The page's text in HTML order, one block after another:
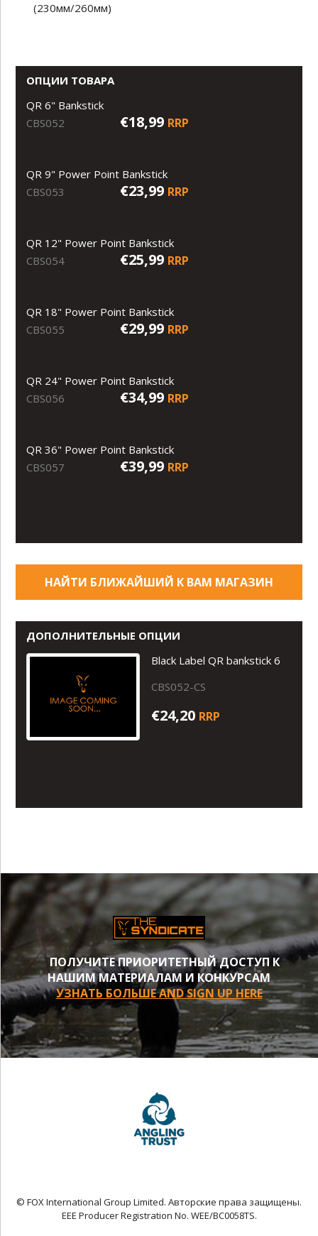
(230мм/260мм)
ОПЦИИ ТОВАРА
QR 6" Bankstick
CBS052
€18,99 RRP
QR 9" Power Point Bankstick
CBS053
€23,99 RRP
QR 12" Power Point Bankstick
CBS054
€25,99 RRP
QR 18" Power Point Bankstick
CBS055
€29,99 RRP
QR 24" Power Point Bankstick
CBS056
€34,99 RRP
QR 36" Power Point Bankstick
CBS057
€39,99 RRP
НАЙТИ БЛИЖАЙШИЙ К ВАМ МАГАЗИН
ДОПОЛНИТЕЛЬНЫЕ ОПЦИИ
Black Label QR bankstick 6
CBS052-CS
€24,20 RRP
ПОЛУЧИТЕ ПРИОРИТЕТНЫЙ ДОСТУП К
НАШИМ МАТЕРИАЛАМ И КОНКУРСАМ
УЗНАТЬ БОЛЬШЕ AND SIGN UP HERE
© FOX International Group Limited. Авторские права защищены.
EEE Producer Registration No. WEE/BC0058TS.